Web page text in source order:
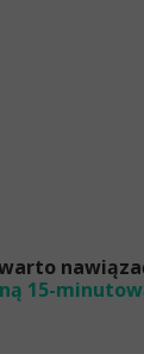
15-